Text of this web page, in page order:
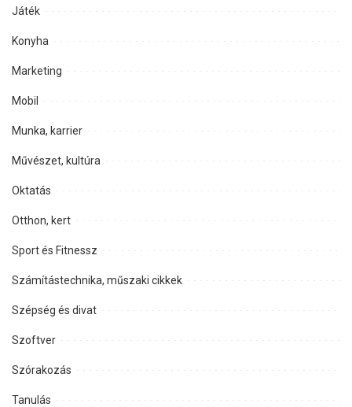
Játék
Konyha
Marketing
Mobil
Munka, karrier
Művészet, kultúra
Oktatás
Otthon, kert
Sport és Fitnessz
Számítástechnika, műszaki cikkek
Szépség és divat
Szoftver
Szórakozás
Tanulás